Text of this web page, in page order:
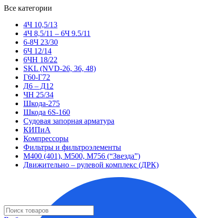
Все категории
4Ч 10,5/13
4Ч 8,5/11 – 6Ч 9.5/11
6-8Ч 23/30
6Ч 12/14
6ЧН 18/22
SKL (NVD-26, 36, 48)
Г60-Г72
Д6 – Д12
ЧН 25/34
Шкода-275
Шкода 6S-160
Судовая запорная арматура
КИПиА
Компрессоры
Фильтры и фильтроэлементы
М400 (401), М500, М756 (“Звезда”)
Движительно – рулевой комплекс (ДРК)